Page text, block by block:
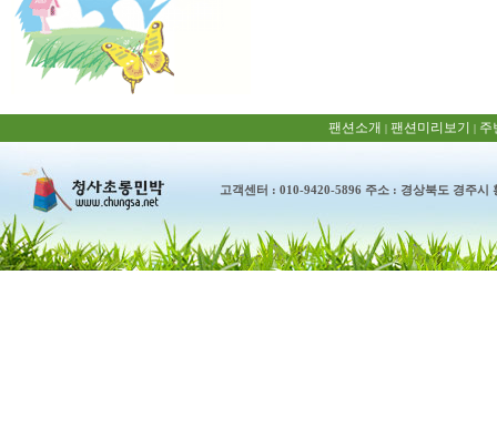
팬션소개 | 팬션미리보기 | 주
고객센터 : 010-9420-5896 주소 : 경상북도 경주시